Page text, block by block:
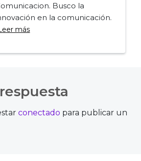
Busco la
en la comunicación.
más
conectado para publicar un